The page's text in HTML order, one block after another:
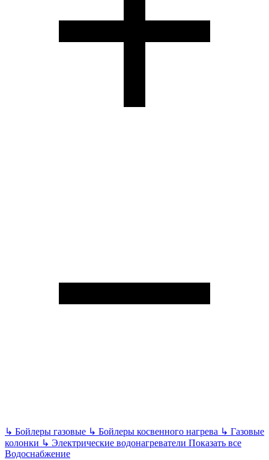
↳ Бойлеры газовые ↳ Бойлеры косвенного нагрева ↳ Газовые
колонки ↳ Электрические водонагреватели Показать все
Водоснабжение